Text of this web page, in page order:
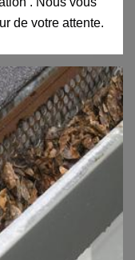
de votre attente.